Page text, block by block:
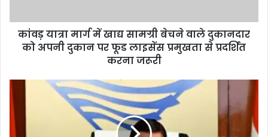
कांवड़ यात्रा मार्ग में खाद्य सामग्री बेचने वाले दुकानदार
को अपनी दुकान पर फूड लाइसेंस प्रमुखता से प्रदर्शित
करना जरूरी